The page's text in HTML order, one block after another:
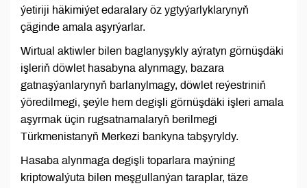
ýetiriji häkimiýet edaralary öz ygtyýarlyklarynyň
çäginde amala aşyrýarlar.
Wirtual aktiwler bilen baglanyşykly aýratyn görnüşdäki
işleriň döwlet hasabyna alynmagy, bazara
gatnaşýanlarynyň barlanylmagy, döwlet reýestriniň
ýöredilmegi, şeýle hem degişli görnüşdäki işleri amala
aşyrmak üçin rugsatnamalaryň berilmegi
Türkmenistanyň Merkezi bankyna tabşyryldy.
Hasaba alynmaga degişli toparlara maýning
kriptowalýuta bilen meşgullanýan taraplar, täze